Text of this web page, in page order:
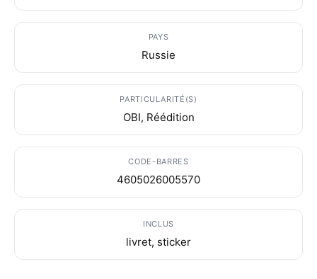
PAYS
Russie
PARTICULARITÉ(S)
OBI, Réédition
CODE-BARRES
4605026005570
INCLUS
livret, sticker